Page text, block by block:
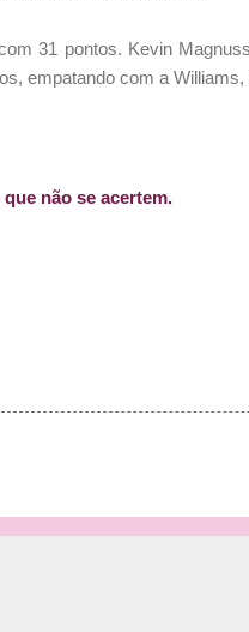
31 pontos. Kevin
empatando com a
não se acertem.